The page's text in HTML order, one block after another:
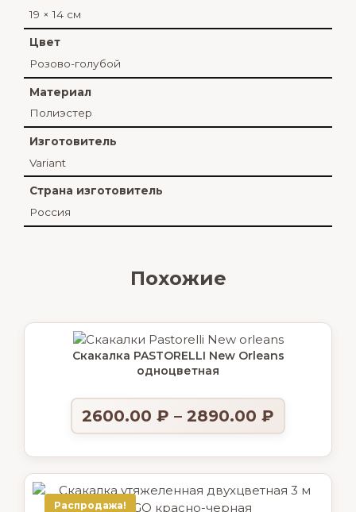
19 × 14 см
Цвет
Розово-голубой
Материал
Полиэстер
Изготовитель
Variant
Страна изготовитель
Россия
Похожие
Скакалка PASTORELLI New Orleans
одноцветная
2600.00 ₽ – 2890.00 ₽
Распродажа!